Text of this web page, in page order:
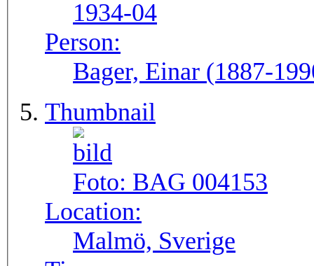
1934-04
Person:
Bager, Einar (1887-
Thumbnail
Foto: BAG 004153
Location:
Malmö, Sverige